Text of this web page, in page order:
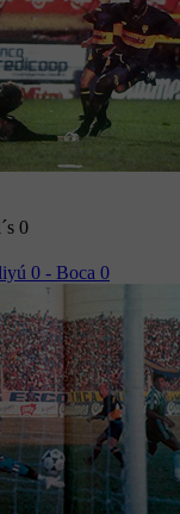
0
0 - Boca 0